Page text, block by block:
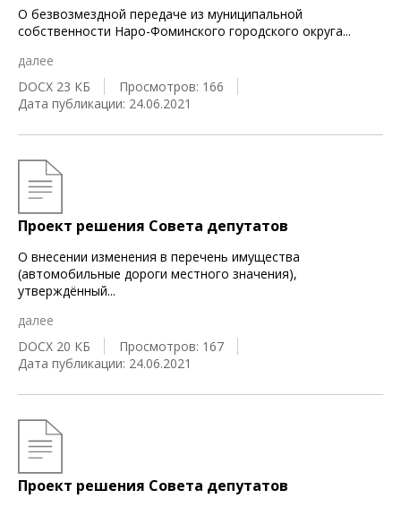
О безвозмездной передаче из муниципальной
собственности Наро-Фоминского городского округа...
далее
DOCX 23 КБ
Просмотров: 166
Дата публикации: 24.06.2021
Проект решения Совета депутатов
О внесении изменения в перечень имущества
(автомобильные дороги местного значения),
утверждённый...
далее
DOCX 20 КБ
Просмотров: 167
Дата публикации: 24.06.2021
Проект решения Совета депутатов